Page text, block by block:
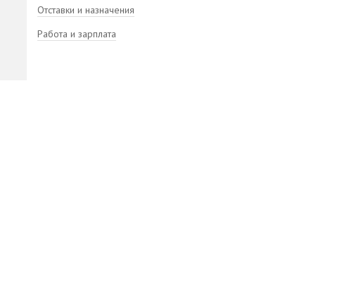
Отставки и назначения
Работа и зарплата